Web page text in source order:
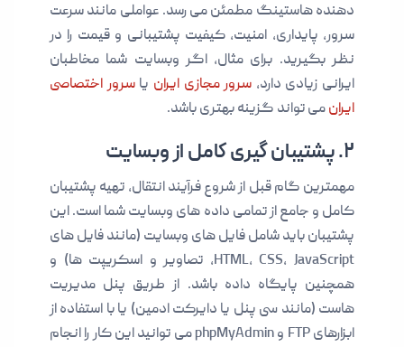
دهنده هاستینگ مطمئن می رسد. عواملی مانند سرعت
سرور، پایداری، امنیت، کیفیت پشتیبانی و قیمت را در
نظر بگیرید. برای مثال، اگر وبسایت شما مخاطبان
ایرانی زیادی دارد، سرور مجازی ایران یاسرور اختصاصی
ایرانمی تواند گزینه بهتری باشد.
۲. پشتیبان گیری کامل از وبسایت
مهمترین گام قبل از شروع فرآیند انتقال، تهیه پشتیبان
کامل و جامع از تمامی داده های وبسایت شما است. این
پشتیبان باید شامل فایل های وبسایت (مانند فایل های
HTML، CSS، JavaScript، تصاویر و اسکریپت ها) و
همچنین پایگاه داده باشد. از طریق پنل مدیریت
هاست (مانند سی پنل یا دایرکت ادمین) یا با استفاده از
ابزارهای FTP و phpMyAdmin می توانید این کار را انجام